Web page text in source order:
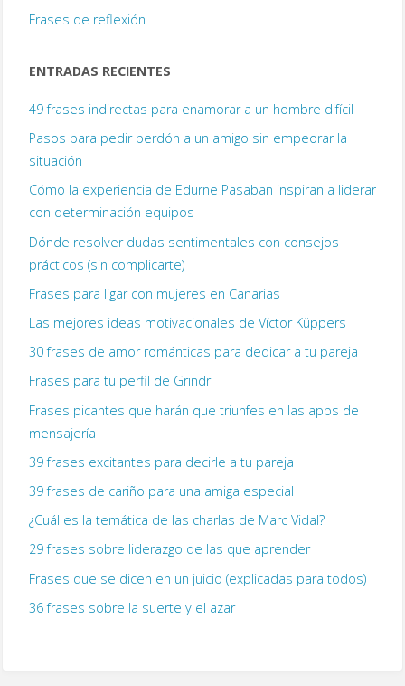
Frases de reflexión
ENTRADAS RECIENTES
49 frases indirectas para enamorar a un hombre difícil
Pasos para pedir perdón a un amigo sin empeorar la
situación
Cómo la experiencia de Edurne Pasaban inspiran a liderar
con determinación equipos
Dónde resolver dudas sentimentales con consejos
prácticos (sin complicarte)
Frases para ligar con mujeres en Canarias
Las mejores ideas motivacionales de Víctor Küppers
30 frases de amor románticas para dedicar a tu pareja
Frases para tu perfil de Grindr
Frases picantes que harán que triunfes en las apps de
mensajería
39 frases excitantes para decirle a tu pareja
39 frases de cariño para una amiga especial
¿Cuál es la temática de las charlas de Marc Vidal?
29 frases sobre liderazgo de las que aprender
Frases que se dicen en un juicio (explicadas para todos)
36 frases sobre la suerte y el azar